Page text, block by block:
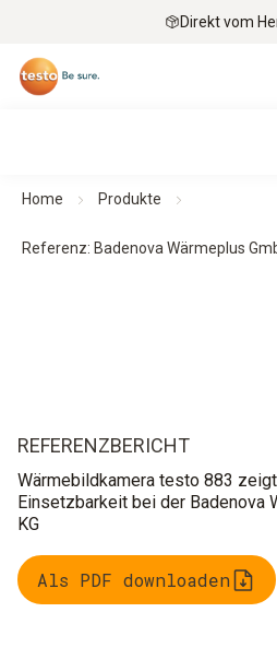
Direkt vom
Home Produkte
Referenz: Badenova Wärmeplus
REFERENZBERICHT
Wärmebildkamera testo 883
Einsetzbarkeit bei der Badenova
KG
Als PDF downloaden